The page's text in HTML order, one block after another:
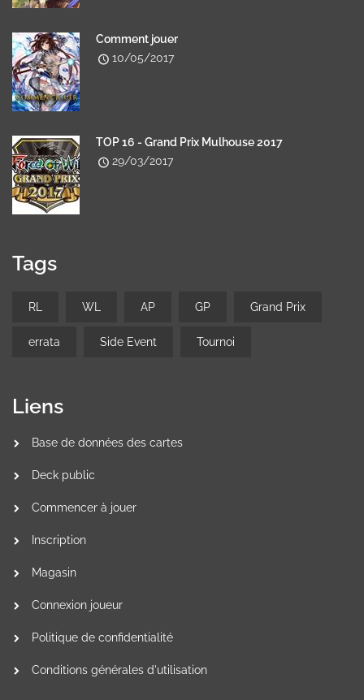
Comment jouer
10/05/2017
TOP 16 - Grand Prix Mulhouse 2017
29/03/2017
Tags
RL WL AP GP Grand Prix
errata Side Event Tournoi
Liens
Base de données des cartes
Deck public
Commencer à jouer
Inscription
Magasin
Connexion joueur
Politique de confidentialité
Conditions générales d'utilisation